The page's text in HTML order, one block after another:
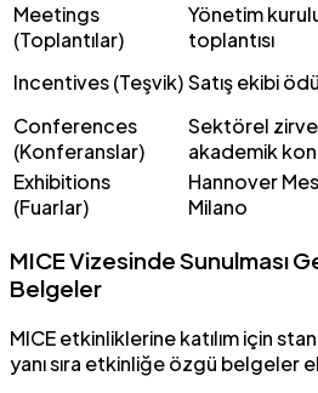
Meetings
(Toplantılar)
Yönetim
toplantısı
Incentives (Teşvik)Satış ekibi
Conferences
(Konferanslar)
Sektörel
akademik
Exhibitions
(Fuarlar)
Hannover
Milano
MICE Vizesinde Sunulması
Belgeler
MICE etkinliklerine katılım için
yanı sıra etkinliğe özgü belgeler